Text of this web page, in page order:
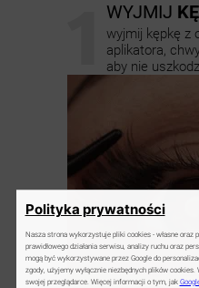
WYJMIJ
wyjmij kępkę z
aplikatora,
aby nie
Polityka prywatności
Nasza strona wykorzystuje pliki cookies - własne
prawidłowego działania serwisu, analizy ruchu oraz
mogą być wykorzystywane przez Google do
zgody, użyjemy wyłącznie niezbędnych plików
swojej przeglądarce. Więcej informacji o tym, jak